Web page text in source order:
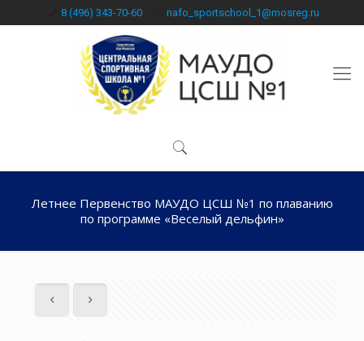
8 (496) 343-70-60 nafo_sportschool_1@mosreg.ru
Летнее Первенство МАУДО ЦСШ №1 по плаванию
по программе «Веселый дельфин»